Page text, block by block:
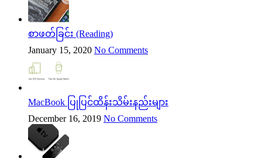
စာဖတ်ခြင်း (Reading)
January 15, 2020 No Comments
MacBook ပြုပြင်ထိန်းသိမ်းနည်းများ
December 16, 2019 No Comments